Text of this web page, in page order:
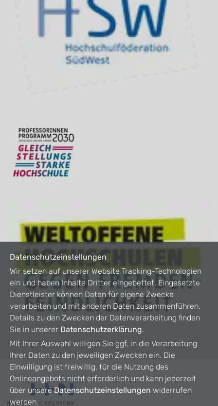
Datenschutzeinstellungen
Wir setzen auf unserer Website Tracking-Technologien
ein und haben Inhalte Dritter eingebettet. Eingesetzte
Dienstleister können Daten für eigene Zwecke
verarbeiten und mit anderen Daten zusammenführen.
Details zu den Zwecken der Datenverarbeitung finden
Sie in unserer Datenschutzerklärung.
Mit Ihrer Auswahl willigen Sie ggf. in die Verarbeitung
Ihrer Daten zu den jeweiligen Zwecken ein. Die
Einwilligung ist freiwillig, für die Nutzung des
Onlineangebots nicht erforderlich und kann jederzeit
über unsereDatenschutzeinstellungen widerrufen
werden.